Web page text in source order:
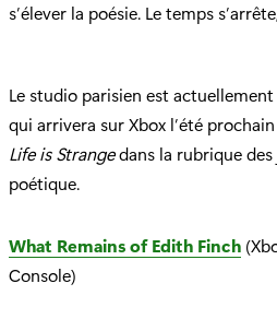
s’élever la poésie. Le temps
Le studio parisien est
qui arrivera sur Xbox l’été
Life is Strangedans la rubrique
poétique.
What Remains of Edith Finch
Console)